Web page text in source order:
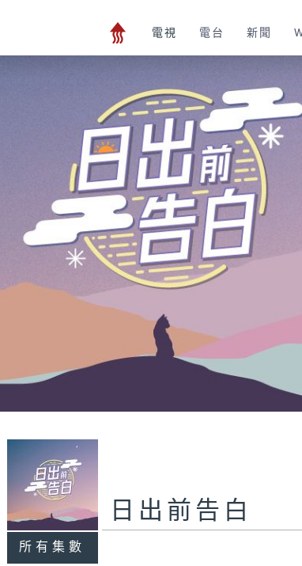
電視 電台 新聞
所有集數
日出前告白